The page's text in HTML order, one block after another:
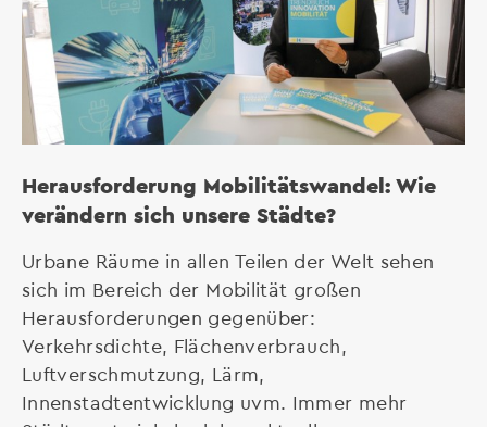
Herausforderung Mobilitätswandel: Wie
verändern sich unsere Städte?
Urbane Räume in allen Teilen der Welt sehen
sich im Bereich der Mobilität großen
Herausforderungen gegenüber:
Verkehrsdichte, Flächenverbrauch,
Luftverschmutzung, Lärm,
Innenstadtentwicklung uvm. Immer mehr